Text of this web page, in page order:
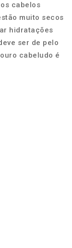
cabelos
muito secos
hidratações
ser de pelo
cabeludo é